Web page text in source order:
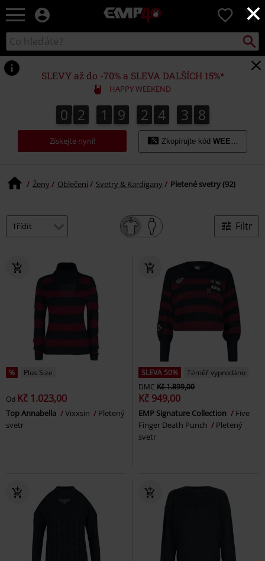
×
EMP
Hudba,
filmy
&
seriály,
Merch
pro
hráče,
Alternativní
móda
0
Katalog
vyhledávání
SLEVY až do -70% a SLEVA DALŠÍCH 15%*
HAPPY WEEKEND
0
0 2
2 1
1 9
9 2
2 4
4 3
4
3 6
7
6
8
7
Získejte nyní! Zkopírujte kód WEEKEND
Ženy Oblečení Svetry & Kardigany Pletené svetry (92)
Filtr
% Plus Size
Od Kč 1.023,00
Top Annabella Vixxsin
Pletený
svetr
SLEVA 50%
Téměř vyprodáno
DMC Kč 1.899,00
Kč 949,00
EMP Signature Collection
Five
Finger Death Punch
Pletený
svetr